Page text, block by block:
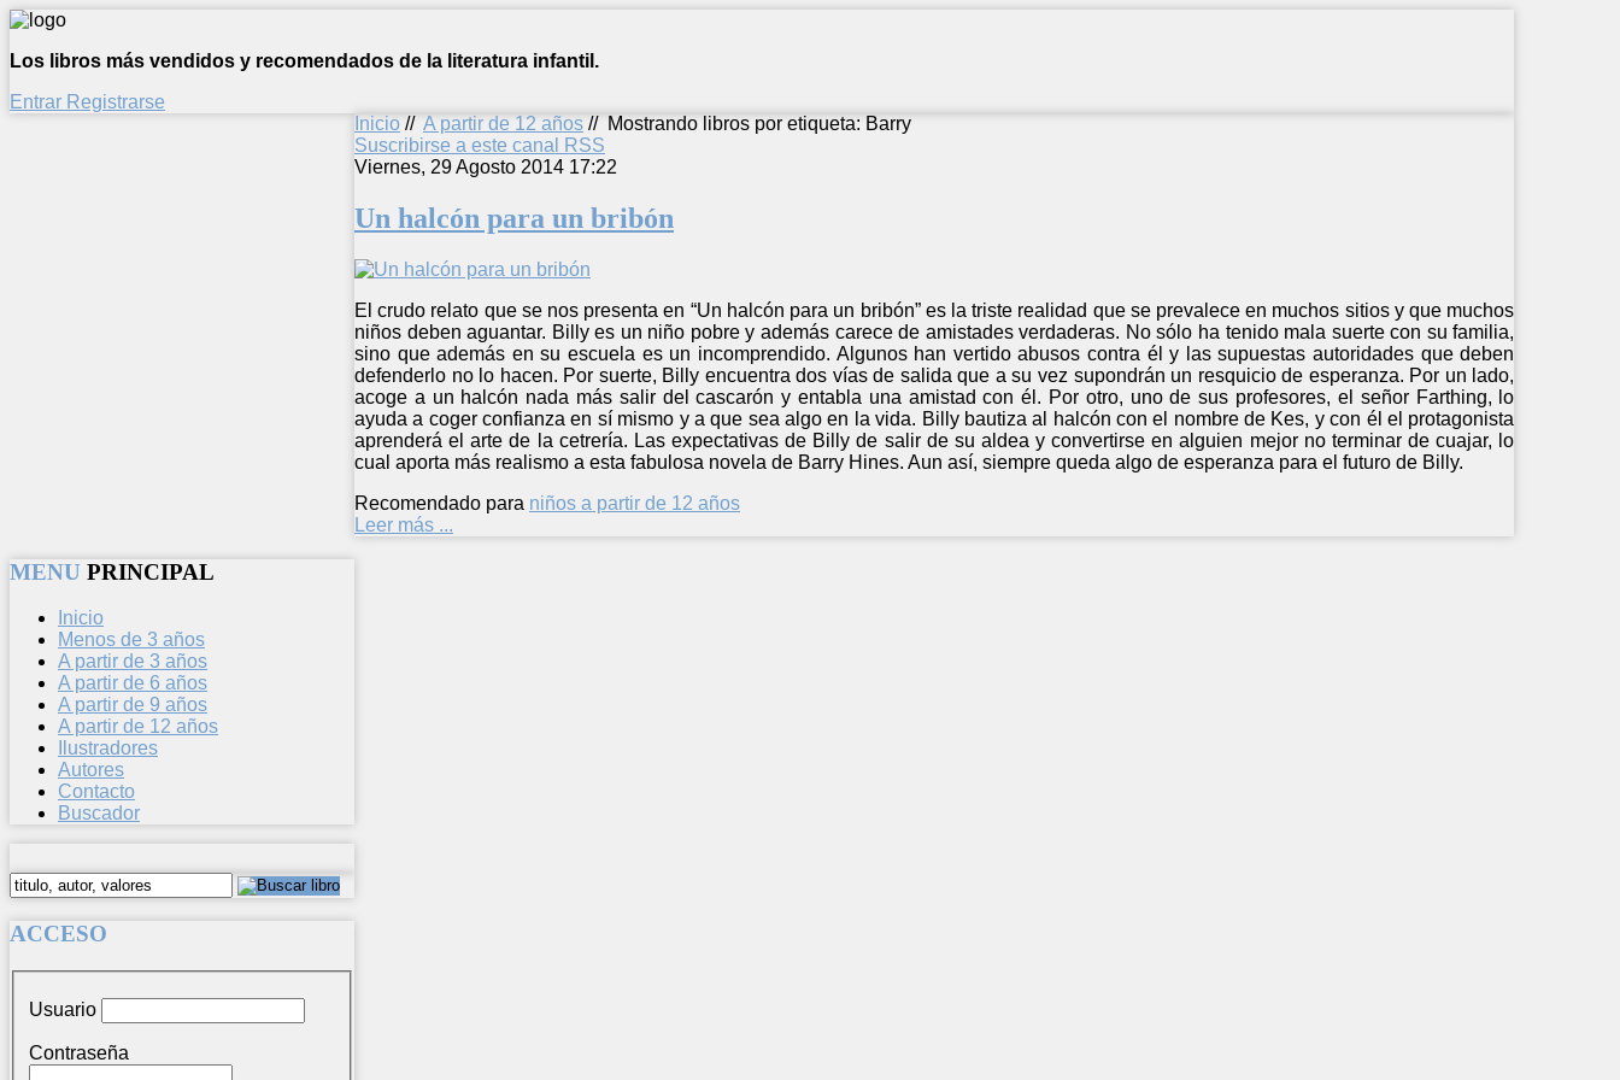
Los libros más vendidos y recomendados de la literatura infantil.
Entrar Registrarse
Inicio // A partir de 12 años // Mostrando libros por etiqueta: Barry
Suscribirse a este canal RSS
Viernes, 29 Agosto 2014 17:22
Un halcón para un bribón
El crudo relato que se nos presenta en “Un halcón para un bribón” es la triste realidad que se prevalece en muchos sitios y que muchos
niños deben aguantar. Billy es un niño pobre y además carece de amistades verdaderas. No sólo ha tenido mala suerte con su familia,
sino que además en su escuela es un incomprendido. Algunos han vertido abusos contra él y las supuestas autoridades que deben
defenderlo no lo hacen. Por suerte, Billy encuentra dos vías de salida que a su vez supondrán un resquicio de esperanza. Por un lado,
acoge a un halcón nada más salir del cascarón y entabla una amistad con él. Por otro, uno de sus profesores, el señor Farthing, lo
ayuda a coger confianza en sí mismo y a que sea algo en la vida. Billy bautiza al halcón con el nombre de Kes, y con él el protagonista
aprenderá el arte de la cetrería. Las expectativas de Billy de salir de su aldea y convertirse en alguien mejor no terminar de cuajar, lo
cual aporta más realismo a esta fabulosa novela de Barry Hines. Aun así, siempre queda algo de esperanza para el futuro de Billy.
Recomendado para niños a partir de 12 años
Leer más ...
MENU PRINCIPAL
Inicio
Menos de 3 años
A partir de 3 años
A partir de 6 años
A partir de 9 años
A partir de 12 años
Ilustradores
Autores
Contacto
Buscador
ACCESO
Usuario
Contraseña